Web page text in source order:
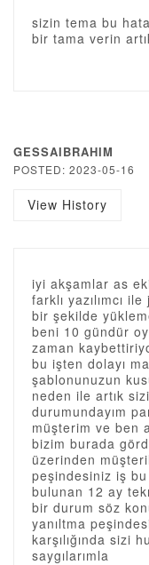
sizin tema bu
bir tama verin
GESSAIBRAHIM
POSTED: 2023-05-16
View History
iyi akşamlar as
farklı yazılımcı
bir şekilde
beni 10 gündür
zaman
bu işten dolayı
şablonunuzun
neden ile artık
durumundayım
müşterim ve ben
bizim burada
üzerinden
peşindesiniz iş bu
bulunan 12 ay
bir durum söz
yanıltma
karşılığında sizi
saygılarımla